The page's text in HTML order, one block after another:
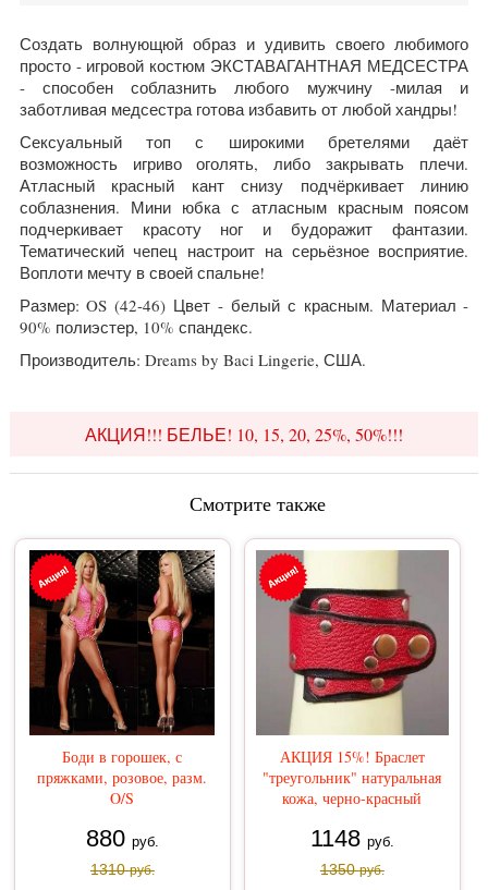
Создать волнующюй образ и удивить своего любимого
просто - игровой костюм ЭКСТАВАГАНТНАЯ МЕДСЕСТРА
- способен соблазнить любого мужчину -милая и
заботливая медсестра готова избавить от любой хандры!
Сексуальный топ с широкими бретелями даёт
возможность игриво оголять, либо закрывать плечи.
Атласный красный кант снизу подчёркивает линию
соблазнения. Мини юбка с атласным красным поясом
подчеркивает красоту ног и будоражит фантазии.
Тематический чепец настроит на серьёзное восприятие.
Воплоти мечту в своей спальне!
Размер: OS (42-46) Цвет - белый с красным. Материал -
90% полиэстер, 10% спандекс.
Производитель: Dreams by Baci Lingerie, США.
АКЦИЯ!!! БЕЛЬЕ! 10, 15, 20, 25%, 50%!!!
Смотрите также
Боди в горошек, с
пряжками, розовое, разм.
O/S
880 руб.
1310руб.
АКЦИЯ 15%! Браслет
"треугольник" натуральная
кожа, черно-красный
1148 руб.
1350руб.